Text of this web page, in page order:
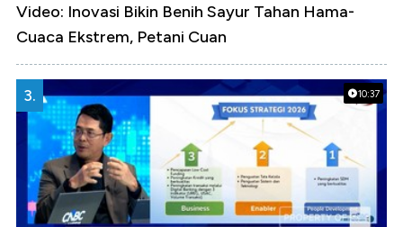
Video: Inovasi Bikin Benih Sayur Tahan Hama-
Cuaca Ekstrem, Petani Cuan
10:37
3.